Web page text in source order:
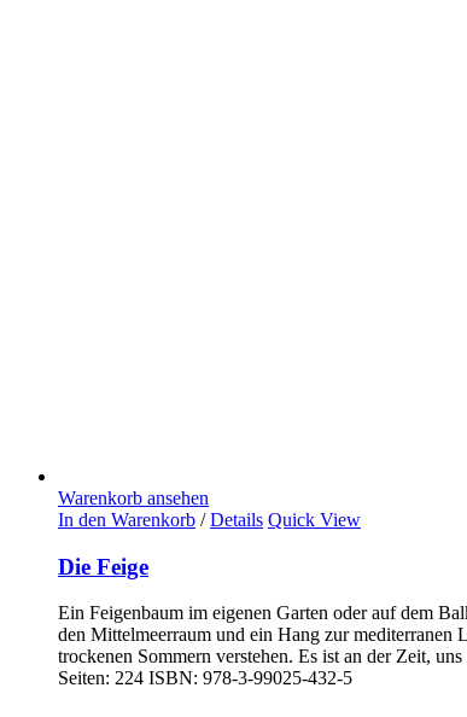
Warenkorb ansehen
In den Warenkorb / Details Quick View
Die Feige
Ein Feigenbaum im eigenen Garten oder auf dem
den Mittelmeerraum und ein Hang zur
trockenen Sommern verstehen. Es ist an der Zeit,
Seiten: 224 ISBN: 978-3-99025-432-5